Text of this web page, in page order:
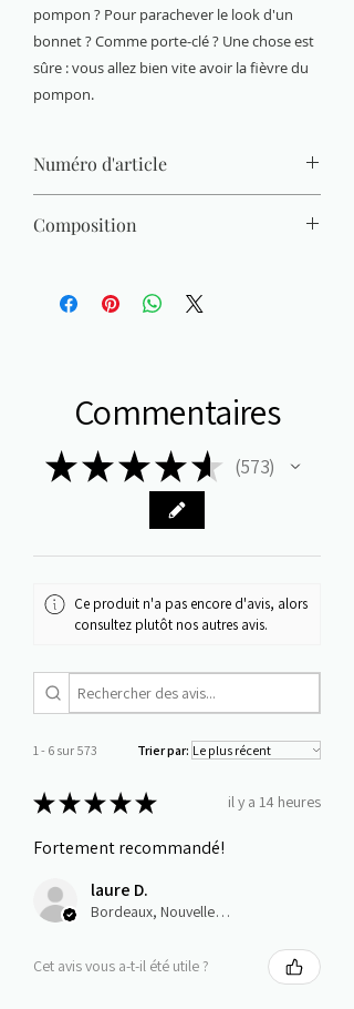
pompon ? Pour parachever le look d'un
bonnet ? Comme porte-clé ? Une chose est
sûre : vous allez bien vite avoir la fièvre du
pompon.
Numéro d'article
Composition
Commentaires
★★★★★ 573
573
Ce produit n'a pas encore d'avis, alors
consultez plutôt nos autres avis.
1 - 6 sur 573 Trier par:
★★★★★ il y a 14 heures
Fortement recommandé!
laure D.
Bordeaux, Nouvelle-Aquitaine
Cet avis vous a-t-il été utile ?